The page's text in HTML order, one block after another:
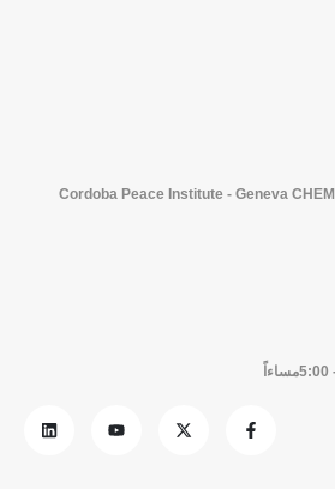
Cordoba Peace Institute - Geneva